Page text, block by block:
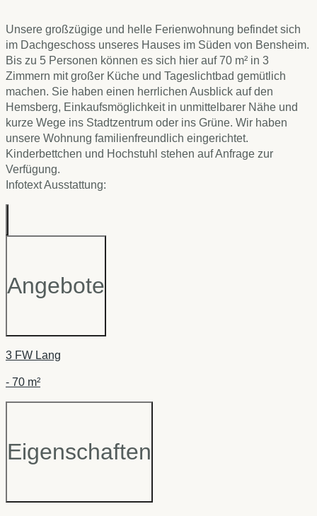
Unsere großzügige und helle Ferienwohnung befindet sich
im Dachgeschoss unseres Hauses im Süden von Bensheim.
Bis zu 5 Personen können es sich hier auf 70 m² in 3
Zimmern mit großer Küche und Tageslichtbad gemütlich
machen. Sie haben einen herrlichen Ausblick auf den
Hemsberg, Einkaufsmöglichkeit in unmittelbarer Nähe und
kurze Wege ins Stadtzentrum oder ins Grüne. Wir haben
unsere Wohnung familienfreundlich eingerichtet.
Kinderbettchen und Hochstuhl stehen auf Anfrage zur
Verfügung.
Infotext Ausstattung:
Angebote
3 FW Lang
- 70 m²
Eigenschaften